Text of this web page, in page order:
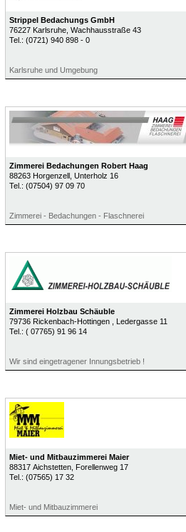
Strippel Bedachungs GmbH
76227 Karlsruhe, Wachhausstraße 43
Tel.: (0721) 940 898 - 0
Karlsruhe und Umgebung
Zimmerei Bedachungen Robert Haag
88263 Horgenzell, Unterholz 16
Tel.: (07504) 97 09 70
Zimmerei - Bedachungen - Flaschnerei
Zimmerei Holzbau Schäuble
79736 Rickenbach-Hottingen
, Ledergasse 11
Tel.: ( 07765) 91 96 14
Wir sind eingetragener Innungsbetrieb !
Miet- und Mitbauzimmerei Maier
88317 Aichstetten, Forellenweg 17
Tel.: (07565) 17 32
Miet- und Mitbauzimmerei